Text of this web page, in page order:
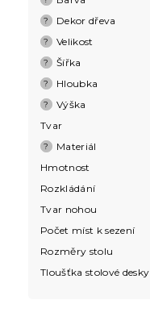
? Dekor dřeva
? Velikost
? Šířka
? Hloubka
? Výška
Tvar
? Materiál
Hmotnost
Rozkládání
Tvar nohou
Počet míst k sezení
Rozměry stolu
Tloušťka stolové desky